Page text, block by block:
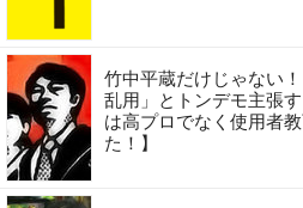
竹中平蔵だけじゃない
乱用」とトンデモ主張
は高プロでなく使用者
た！】